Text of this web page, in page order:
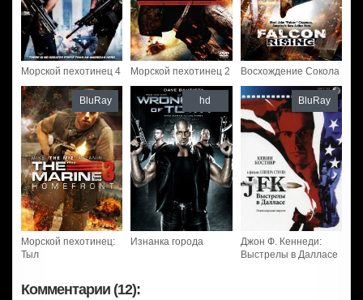
Морской пехотинец 4 Морской пехотинец 2 Восхождение Сокола
Морской пехотинец:
Тыл
BluRay
Изнанка города
hd
Джон Ф. Кеннеди:
Выстрелы в Далласе
BluRay
Комментарии (12):